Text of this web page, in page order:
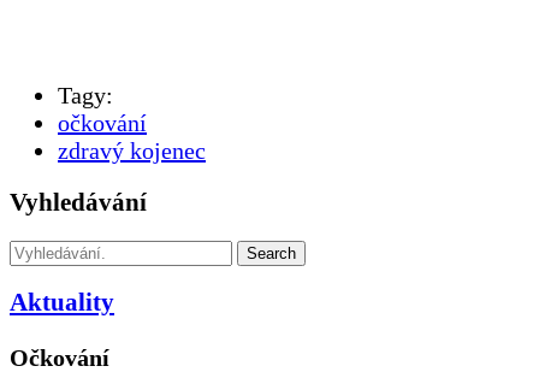
Tagy:
očkování
zdravý kojenec
Vyhledávání
Search
Aktuality
Očkování